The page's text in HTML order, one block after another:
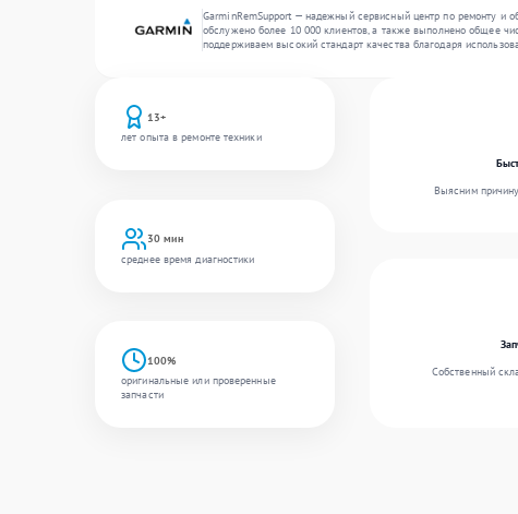
GarminRemSupport — надежный сервисный центр по ремонту и
обслужено более 10 000 клиентов, а также выполнено общее
поддерживаем высокий стандарт качества благодаря
13+
лет опыта в ремонте техники
30 мин
среднее время диагностики
100%
оригинальные или проверенные
запчасти
Выясним
Собственный